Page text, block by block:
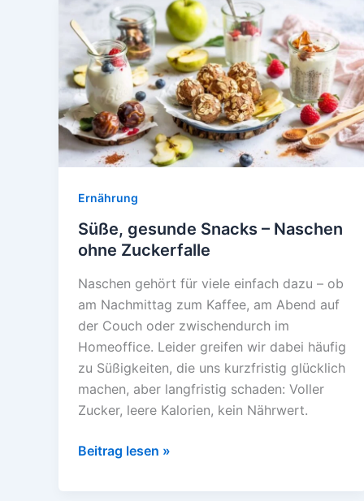
Familie:
Kindgerechte
Rezepte
und
Tipps
für
Eltern
Ernährung
Süße, gesunde Snacks – Naschen
ohne Zuckerfalle
Naschen gehört für viele einfach dazu – ob
am Nachmittag zum Kaffee, am Abend auf
der Couch oder zwischendurch im
Homeoffice. Leider greifen wir dabei häufig
zu Süßigkeiten, die uns kurzfristig glücklich
machen, aber langfristig schaden: Voller
Zucker, leere Kalorien, kein Nährwert.
Süße,
Beitrag lesen »